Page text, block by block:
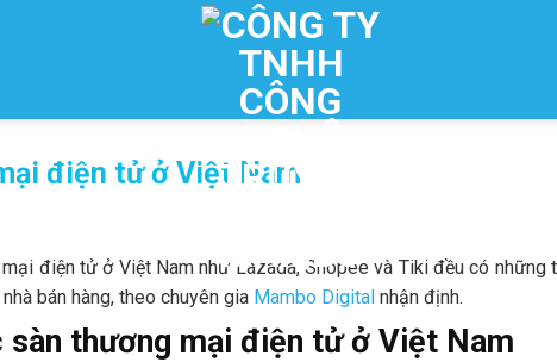
điện tử ở Việt Nam
điện tử ở Việt Nam như Lazada, Shopee và Tiki đều có những
bán hàng, theo chuyên gia Mambo Digital nhận định.
sàn thương mại điện tử ở Việt Nam